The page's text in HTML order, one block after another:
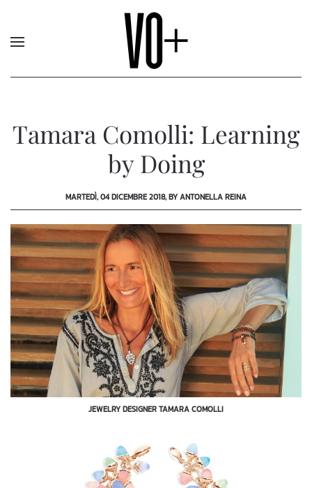
Tamara Comolli: Learning
by Doing
MARTEDÌ, 04 DICEMBRE 2018, BY ANTONELLA REINA
JEWELRY DESIGNER TAMARA COMOLLI